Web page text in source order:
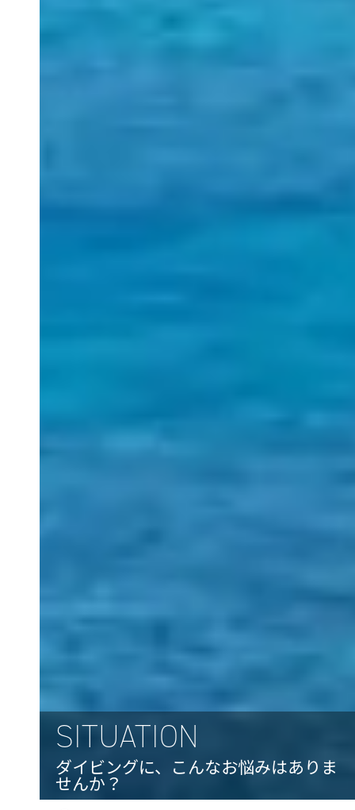
SITUATION
ダイビングに、こんなお悩みはありま
せんか？